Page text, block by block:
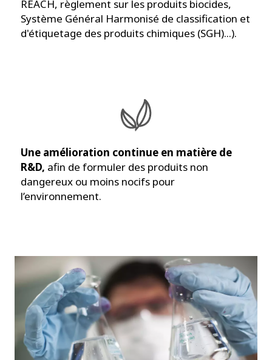
REACH, règlement sur les produits biocides,
Système Général Harmonisé de classification et
d'étiquetage des produits chimiques (SGH)...).
Une amélioration continue en matière de
R&D, afin de formuler des produits non
dangereux ou moins nocifs pour
l’environnement.